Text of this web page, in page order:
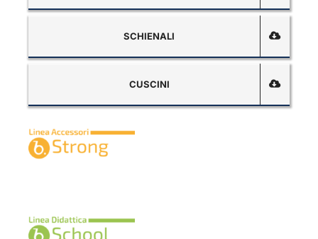
SCHIENALI
CUSCINI